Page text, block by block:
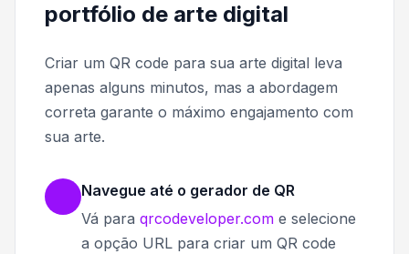
portfólio de arte digital
Criar um QR code para sua arte digital leva
apenas alguns minutos, mas a abordagem
correta garante o máximo engajamento com
sua arte.
Navegue até o gerador de QR
Vá para qrcodeveloper.com e selecione
a opção URL para criar um QR code